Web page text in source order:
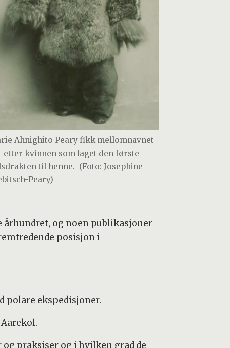
Ahnighito Peary fikk mellomnavnet
etter kvinnen som laget den første
til henne. (Foto: Josephine
Peary)
århundret, og noen publikasjoner
posisjon i
polare ekspedisjoner.
praksiser og i hvilken grad de